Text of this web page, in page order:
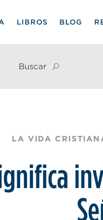
LIBROS BLOG
Buscar
LA VIDA